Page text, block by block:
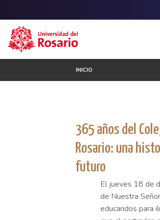
INICIO
365 años del
Rosario: una
futuro
El jueves 18 de
de Nuestra
educandos para